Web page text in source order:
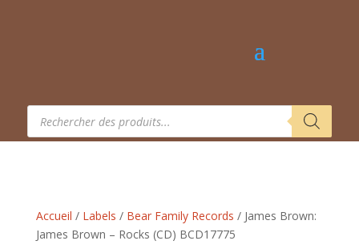
Recherche
produits
Accueil / Labels / Bear Family Records / James Brown:
James Brown – Rocks (CD) BCD17775